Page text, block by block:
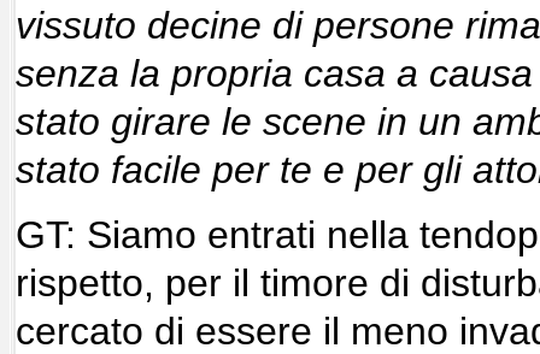
vissuto decine di persone
senza la propria casa a
stato girare le scene in un
stato facile per te e per gli
GT: Siamo entrati nella
rispetto, per il timore di
cercato di essere il meno